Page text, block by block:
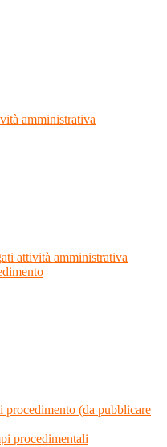
amministrativa
attività amministrativa
procedimento (da pubblicare
procedimentali